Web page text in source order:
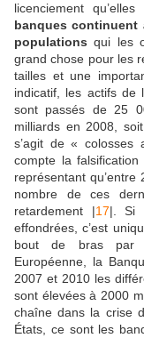
licenciement
banques continuent
populations qui les
grand chose pour les
tailles et une
indicatif, les actifs de
sont passés de 25
milliards en 2008,
s’agit de « colosses
compte la
représentant
nombre de ces
retardement |17|. Si
effondrées, c’est
bout de bras par
Européenne, la
2007 et 2010 les
sont élevées à 2000
chaîne dans la crise
États, ce sont les